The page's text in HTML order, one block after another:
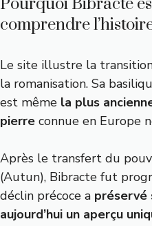
comprendre
Le site illustre la
la romanisation. Sa
est même la plus
pierre connue en Europe
Après le transfert du
(Autun), Bibracte fut
déclin précoce a préservé
aujourd’hui un aperçu